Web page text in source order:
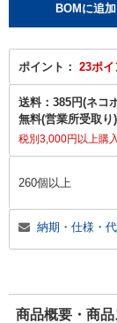
ポイント： 23ポ
送料： 385円(ネコ
無料(営業所受取り)
税別3,000円以上購
260個以上
納期・仕様・
商品概要・商品